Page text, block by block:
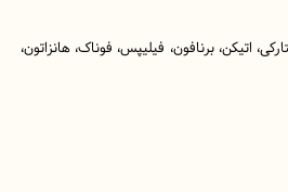
اتیکن، برنافون، فیلیپس، فوناک، هانزاتون،